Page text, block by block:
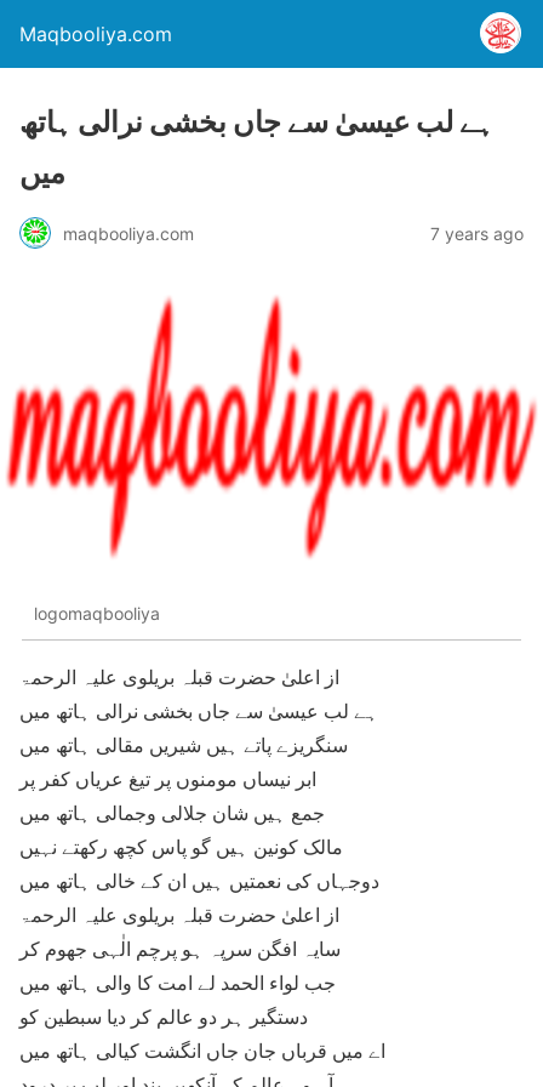
Maqbooliya.com
ہے لب عیسیٰ سے جاں بخشی نرالی ہاتھ
میں
maqbooliya.com 7 years ago
logomaqbooliya
از اعلیٰ حضرت قبلہ بریلوی علیہ الرحمۃ
ہے لب عیسیٰ سے جاں بخشی نرالی ہاتھ میں
سنگریزے پاتے ہیں شیریں مقالی ہاتھ میں
ابر نیساں مومنوں پر تیغ عریاں کفر پر
جمع ہیں شان جلالی وجمالی ہاتھ میں
مالک کونین ہیں گو پاس کچھ رکھتے نہیں
دوجہاں کی نعمتیں ہيں ان کے خالی ہاتھ میں
از اعلیٰ حضرت قبلہ بریلوی علیہ الرحمۃ
سایہ افگن سرپہ ہو پرچم الٰہی جھوم کر
جب لواء الحمد لے امت کا والی ہاتھ میں
دستگیر ہر دو عالم کر دیا سبطین کو
اے میں قرباں جان جاں انگشت کیالی ہاتھ میں